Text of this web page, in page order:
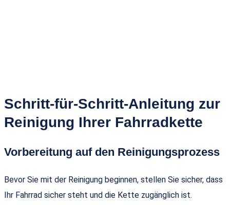
Schritt-für-Schritt-Anleitung zur
Reinigung Ihrer Fahrradkette
Vorbereitung auf den Reinigungsprozess
Bevor Sie mit der Reinigung beginnen, stellen Sie sicher, dass
Ihr Fahrrad sicher steht und die Kette zugänglich ist.